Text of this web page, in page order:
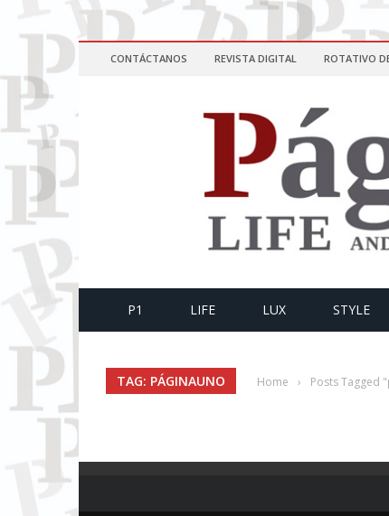
CONTÁCTANOS REVISTA DIGITAL ROTATIVO
P1 LIFE LUX STYLE
TAG: PÁGINAUNO Home › Posts Tagged